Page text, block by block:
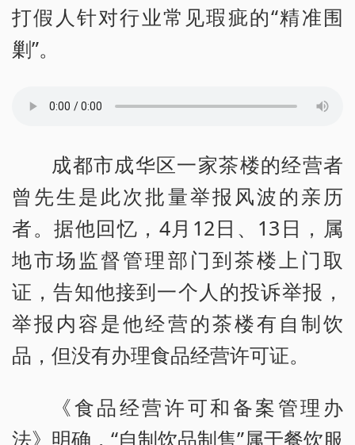
打假人针对行业常见瑕疵的“精准围
剿”。
成都市成华区一家茶楼的经营者
曾先生是此次批量举报风波的亲历
者。据他回忆，4月12日、13日，属
地市场监督管理部门到茶楼上门取
证，告知他接到一个人的投诉举报，
举报内容是他经营的茶楼有自制饮
品，但没有办理食品经营许可证。
《食品经营许可和备案管理办
法》明确，“自制饮品制售”属于餐饮服